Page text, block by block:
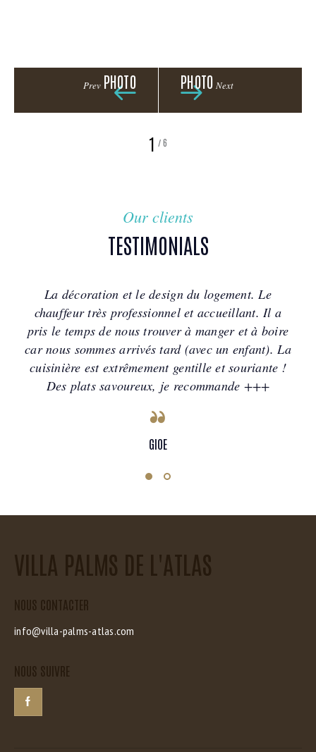
Prev PHOTO Next
PHOTO
1 /6
Our clients
TESTIMONIALS
La décoration et le design du logement. Le
chauffeur très professionnel et accueillant. Il a
pris le temps de nous trouver à manger et à boire
car nous sommes arrivés tard (avec un enfant). La
cuisinière est extrêmement gentille et souriante !
Des plats savoureux, je recommande +++
GIOE
VILLA PALMS DE L'ATLAS
NOUS CONTACTER
info@villa-palms-atlas.com
NOUS SUIVRE